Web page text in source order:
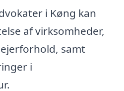
i Køng kan
af virksomheder,
samt
i